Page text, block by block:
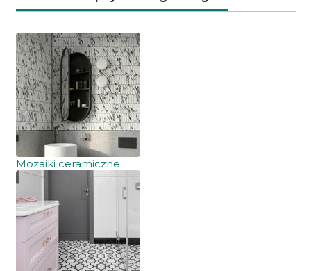
Mozaiki ceramiczne